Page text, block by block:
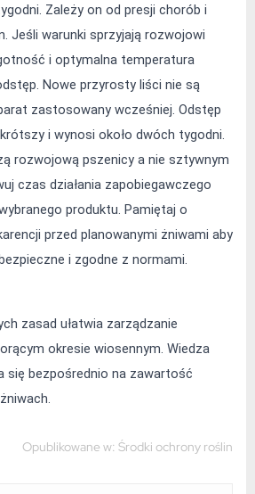
Zależy on od presji chorób i
Jeśli warunki sprzyjają rozwojowi
i optymalna temperatura
Nowe przyrosty liści nie są
zastosowany wcześniej. Odstęp
i wynosi około dwóch tygodni.
rozwojową pszenicy a nie sztywnym
czas działania zapobiegawczego
produktu. Pamiętaj o
przed planowanymi żniwami aby
i zgodne z normami.
zasad ułatwia zarządzanie
okresie wiosennym. Wiedza
się bezpośrednio na zawartość
Opublikowane w: Środki ochrony roślin